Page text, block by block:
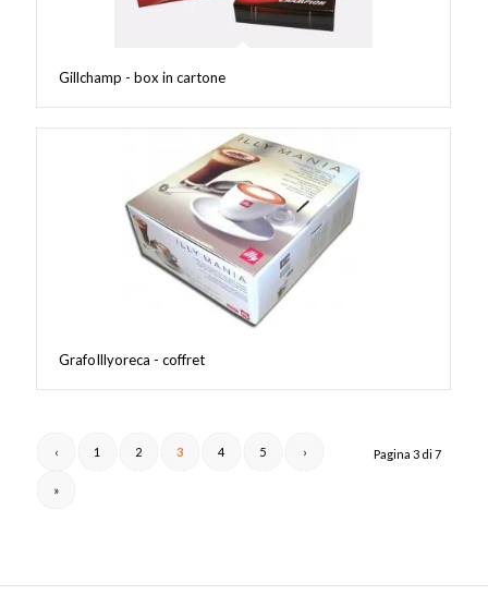
Gillchamp - box in cartone
GrafoIllyoreca - coffret
Pagina 3 di 7
‹ 1 2 3 4 5 ›
»